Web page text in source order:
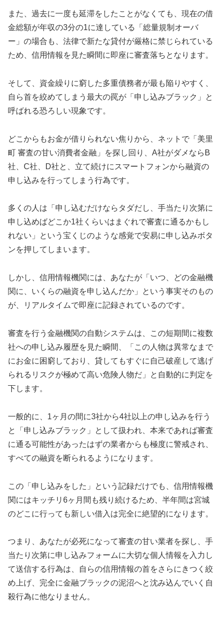
また、過去に一度も延滞をしたことがなくても、現在の借
金総額が年収の3分の1に達している「総量規制オーバ
ー」の場合も、法律で新たな貸付が厳格に禁じられている
ため、信用情報を見た瞬間に即座に審査落ちとなります。
そして、資金繰りに窮した多重債務者が最も陥りやすく、
自ら首を絞めてしまう最大の罠が「申し込みブラック」と
呼ばれる恐ろしい現象です。
どこからもお金が借りられない焦りから、ネットで「美里
町 審査の甘い消費者金融」を探し回り、A社がダメならB
社、C社、D社と、立て続けにスマートフォンから融資の
申し込みを行ってしまう行為です。
多くの人は「申し込むだけならタダだし、手当たり次第に
申し込めばどこか1社くらいはまぐれで審査に通るかもし
れない」という宝くじのような感覚で安易に申し込みボタ
ンを押してしまいます。
しかし、信用情報機関には、あなたが「いつ、どの金融機
関に、いくらの融資を申し込んだか」という事実そのもの
が、リアルタイムで即座に記録されているのです。
審査を行う金融機関の自動システムは、この短期間に複数
社への申し込み履歴を見た瞬間、「この人物は異常なまで
にお金に困窮しており、貸してもすぐに自己破産して逃げ
られるリスクが極めて高い危険人物だ」と自動的に判定を
下します。
一般的に、1ヶ月の間に3社から4社以上の申し込みを行う
と「申し込みブラック」として扱われ、本来であれば審査
に通る可能性があったはずの業者からも極度に警戒され、
すべての融資を断られるようになります。
この「申し込みをした」という記録だけでも、信用情報機
関にはキッチリ6ヶ月間も残り続けるため、半年間は宮城
のどこに行っても新しい借入は完全に絶望的になります。
つまり、あなたが必死になって審査の甘い業者を探し、手
当たり次第に申し込みフォームに大切な個人情報を入力し
て送信する行為は、自らの信用情報の首をさらにきつく絞
め上げ、完全に金融ブラックの泥沼へと沈み込んでいく自
殺行為に他なりません。